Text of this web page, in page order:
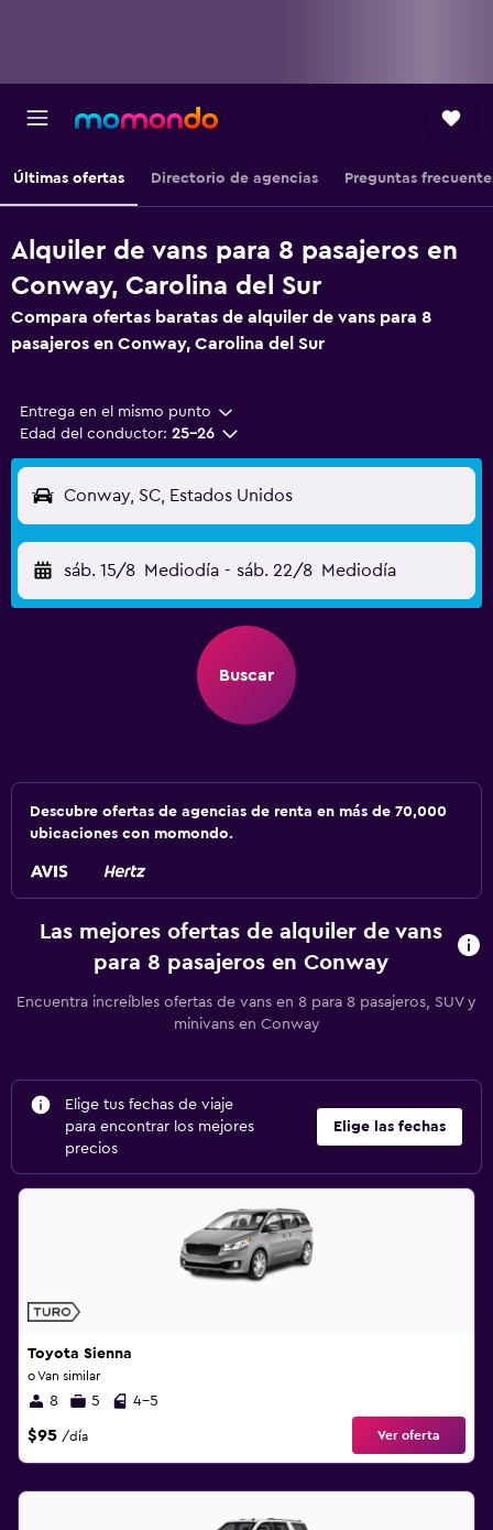
Últimas ofertas Directorio de agencias Preguntas
Alquiler de vans para 8 pasajeros en
Conway, Carolina del Sur
Compara ofertas baratas de alquiler de vans para 8
pasajeros en Conway, Carolina del Sur
Entrega en el mismo punto
Edad del conductor: 25-26
Conway, SC, Estados Unidos
sáb. 15/8 Mediodía - sáb. 22/8 Mediodía
Buscar
Descubre ofertas de agencias de renta en más de 70,000
ubicaciones con momondo.
Las mejores ofertas de alquiler de vans
para 8 pasajeros en Conway
Encuentra increíbles ofertas de vans en 8 para 8 pasajeros, SUV y
minivans en Conway
Elige tus fechas de viaje
para encontrar los mejores
precios
Elige las fechas
Toyota Sienna
o Van similar
8 5 4-5
$95 /día Ver oferta